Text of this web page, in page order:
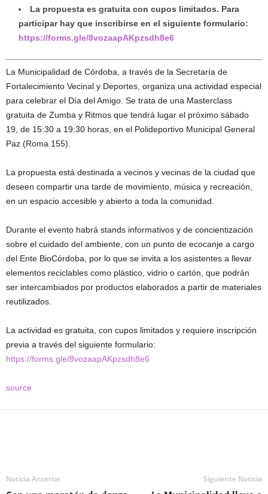
La propuesta es gratuita con cupos limitados. Para
participar hay que inscribirse en el siguiente formulario:
https://forms.gle/8vozaapAKpzsdh8e6
La Municipalidad de Córdoba, a través de la Secretaría de
Fortalecimiento Vecinal y Deportes, organiza una actividad especial
para celebrar el Día del Amigo. Se trata de una Masterclass
gratuita de Zumba y Ritmos que tendrá lugar el próximo sábado
19, de 15:30 a 19:30 horas, en el Polideportivo Municipal General
Paz (Roma 155).
La propuesta está destinada a vecinos y vecinas de la ciudad que
deseen compartir una tarde de movimiento, música y recreación,
en un espacio accesible y abierto a toda la comunidad.
Durante el evento habrá stands informativos y de concientización
sobre el cuidado del ambiente, con un punto de ecocanje a cargo
del Ente BioCórdoba, por lo que se invita a los asistentes a llevar
elementos reciclables como plástico, vidrio o cartón, que podrán
ser intercambiados por productos elaborados a partir de materiales
reutilizados.
La actividad es gratuita, con cupos limitados y requiere inscripción
previa a través del siguiente formulario:
https://forms.gle/8vozaapAKpzsdh8e6
source
Noticia Anterior Siguiente Noticia